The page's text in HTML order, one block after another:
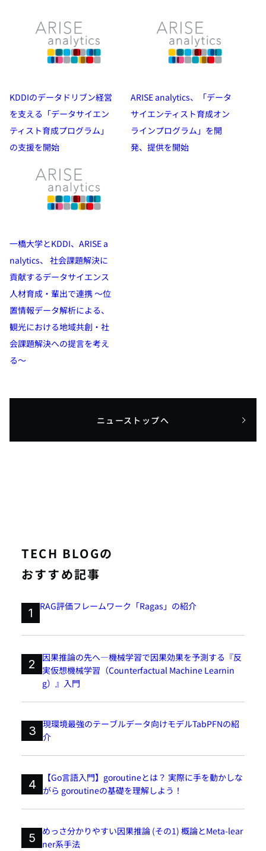
KDDIのデータドリブン経営
を支える「データサイエン
ティスト育成プログラム」
の支援を開始
ARISE analytics、「データ
サイエンティスト育成オン
ラインプログラム」を開
発、提供を開始
一橋大学とKDDI、ARISE a
nalytics、 社会課題解決に
貢献するデータサイエンス
人材育成・輩出で連携 ～位
置情報データ解析による、
観光における地域共創・社
会課題解決への提言を考え
る～
ニューストップへ
TECH BLOGの
おすすめ記事
1 RAG評価フレームワーク「Ragas」の紹介
2
因果推論の先へ―機械学習で因果効果を予測する『反
実仮想機械学習（Counterfactual Machine Learnin
g）』入門
3 現環境最強のテーブルデータ向けモデルTabPFNの紹
介
4
【Go言語入門】goroutineとは？ 実際に手を動かしな
がら goroutineの基礎を理解しよう！
5
めっさ分かりやすい因果推論 (その1) 概論とMeta-lear
ner系手法